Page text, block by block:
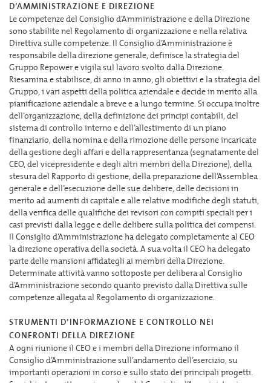
D’AMMINISTRAZIONE E DIREZIONE
Le competenze del Consiglio d’Amministrazione e della Direzione
sono stabilite nel Regolamento di organizzazione e nella relativa
Direttiva sulle competenze. Il Consiglio d’Amministrazione è
responsabile della direzione generale, definisce la strategia del
Gruppo Repower e vigila sul lavoro svolto dalla Direzione.
Riesamina e stabilisce, di anno in anno, gli obiettivi e la strategia del
Gruppo, i vari aspetti della politica aziendale e decide in merito alla
pianificazione aziendale a breve e a lungo termine. Si occupa inoltre
dell’organizzazione, della definizione dei principi contabili, del
sistema di controllo interno e dell’allestimento di un piano
finanziario, della nomina e della rimozione delle persone incaricate
della gestione degli affari e della rappresentanza (segnatamente del
CEO, del vicepresidente e degli altri membri della Direzione), della
stesura del Rapporto di gestione, della preparazione dell’Assemblea
generale e dell’esecuzione delle sue delibere, delle decisioni in
merito ad aumenti di capitale e alle relative modifiche degli statuti,
della verifica delle qualifiche dei revisori con compiti speciali per i
casi previsti dalla legge e delle delibere sulla politica dei compensi.
Il Consiglio d’Amministrazione ha delegato completamente al CEO
la direzione operativa della società. A sua volta il CEO ha delegato
parte delle mansioni affidategli ai membri della Direzione.
Determinate attività vanno sottoposte per delibera al Consiglio
d’Amministrazione secondo quanto previsto dalla Direttiva sulle
competenze allegata al Regolamento di organizzazione.
STRUMENTI D’INFORMAZIONE E CONTROLLO NEI
CONFRONTI DELLA DIREZIONE
A ogni riunione il CEO e i membri della Direzione informano il
Consiglio d’Amministrazione sull’andamento dell’esercizio, su
importanti operazioni in corso e sullo stato dei principali progetti.